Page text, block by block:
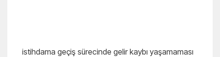
istihdama geçiş sürecinde gelir kaybı yaşamaması